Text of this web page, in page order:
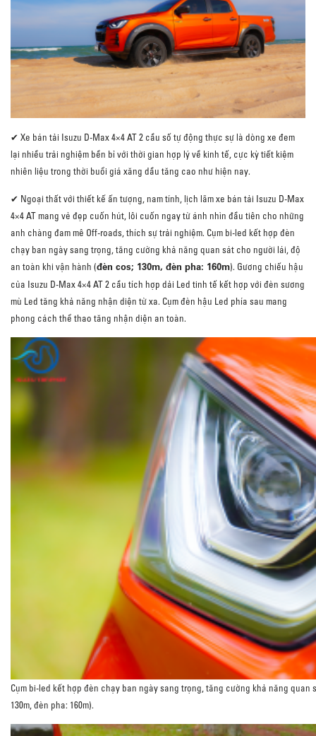
✔ Xe bán tải Isuzu D-Max 4×4 AT 2 cầu số tự động thực sự là dòng xe đem
lại nhiều trải nghiệm bền bỉ với thời gian hợp lý về kinh tế, cực kỳ tiết kiệm
nhiên liệu trong thời buổi giá xăng dầu tăng cao như hiện nay.
✔ Ngoại thất với thiết kế ấn tượng, nam tính, lịch lãm xe bán tải Isuzu D-Max
4×4 AT mang vẻ đẹp cuốn hút, lôi cuốn ngay từ ánh nhìn đầu tiên cho những
anh chàng đam mê Off-roads, thích sự trải nghiệm. Cụm bi-led kết hợp đèn
chạy ban ngày sang trọng, tăng cường khả năng quan sát cho người lái, độ
an toàn khi vận hành (đèn cos; 130m, đèn pha: 160m). Gương chiếu hậu
của Isuzu D-Max 4×4 AT 2 cầu tích hợp dải Led tinh tế kết hợp với đèn sương
mù Led tăng khả năng nhận diện từ xa. Cụm đèn hậu Led phía sau mang
phong cách thể thao tăng nhận diện an toàn.
Cụm bi-led kết hợp đèn chạy ban ngày sang trọng, tăng cường khả năng
130m, đèn pha: 160m).